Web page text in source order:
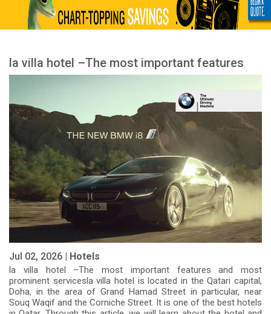
la villa hotel –The most important features
Jul 02, 2026 | Hotels
la villa hotel –The most important features and most
prominent servicesla villa hotel is located in the Qatari capital,
Doha, in the area of Grand Hamad Street in particular, near
Souq Waqif and the Corniche Street. It is one of the best hotels